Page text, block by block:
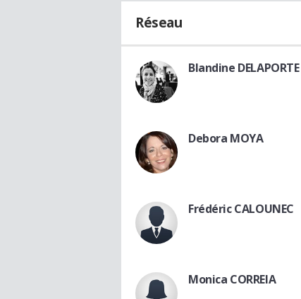
Réseau
Blandine DELAPORTE
Debora MOYA
Frédéric CALOUNEC
Monica CORREIA